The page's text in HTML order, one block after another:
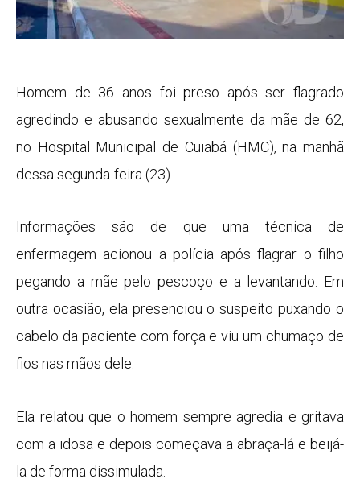
Homem de 36 anos foi preso após ser flagrado
agredindo e abusando sexualmente da mãe de 62,
no Hospital Municipal de Cuiabá (HMC), na manhã
dessa segunda-feira (23).
Informações são de que uma técnica de
enfermagem acionou a polícia após flagrar o filho
pegando a mãe pelo pescoço e a levantando. Em
outra ocasião, ela presenciou o suspeito puxando o
cabelo da paciente com força e viu um chumaço de
fios nas mãos dele.
Ela relatou que o homem sempre agredia e gritava
com a idosa e depois começava a abraça-lá e beijá-
la de forma dissimulada.